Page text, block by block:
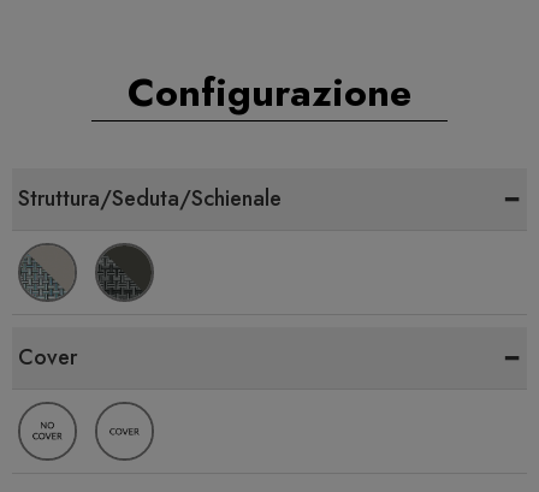
Configurazione
Struttura/Seduta/Schienale -
Cover -